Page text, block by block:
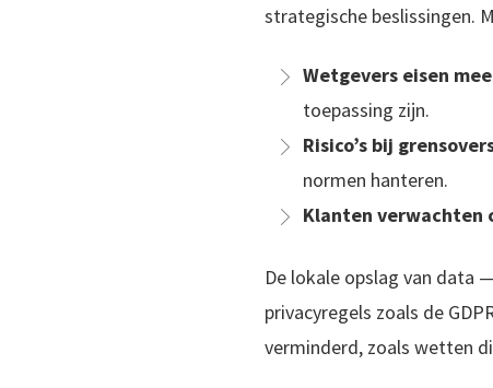
strategische beslissingen.
Wetgevers eisen
toepassing zijn.
Risico’s bij
normen hanteren.
Klanten verwachten
De lokale opslag van data
privacyregels zoals de
verminderd, zoals wetten